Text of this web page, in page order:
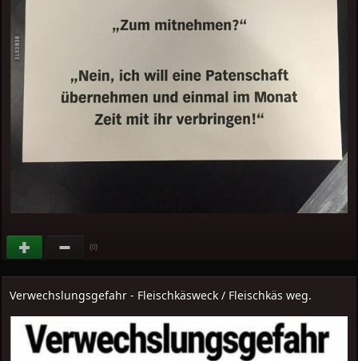
(0)
Verwechslungsgefahr - Fleischkäsweck / Fleischkäs weg.